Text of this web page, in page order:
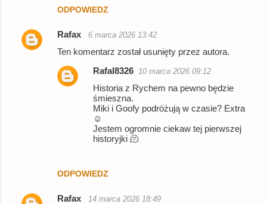
ODPOWIEDZ
Rafax 6 marca 2026 13:42
Ten komentarz został usunięty przez autora.
ODPOWIEDZ
Rafal8326 10 marca 2026 09:12
Historia z Rychem na pewno będzie
śmieszna.
Miki i Goofy podróżują w czasie? Extra
☺️
Jestem ogromnie ciekaw tej pierwszej
historyjki 🫠
Rafax 14 marca 2026 18:49